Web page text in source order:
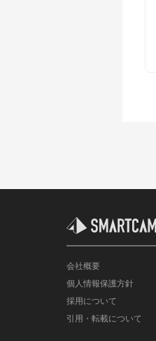
会社概要
個人情報保護方針
採用について
引用・転載について